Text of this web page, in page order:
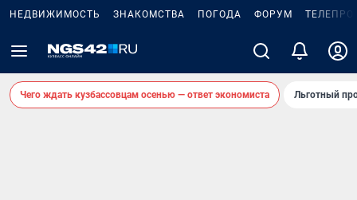
НЕДВИЖИМОСТЬ ЗНАКОМСТВА ПОГОДА ФОРУМ
Чего ждать кузбассовцам осенью — ответ экономиста Льготный